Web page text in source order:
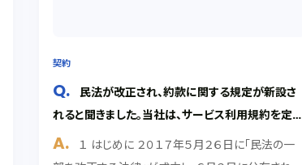
契約
民法が改正され、約款に関する規定が新設さ
れると聞きました。当社は、サービス利用規約を定め
ていますが、どのような関係があるでしょうか。
１ はじめに ２０１７年５月２６日に「民法の一